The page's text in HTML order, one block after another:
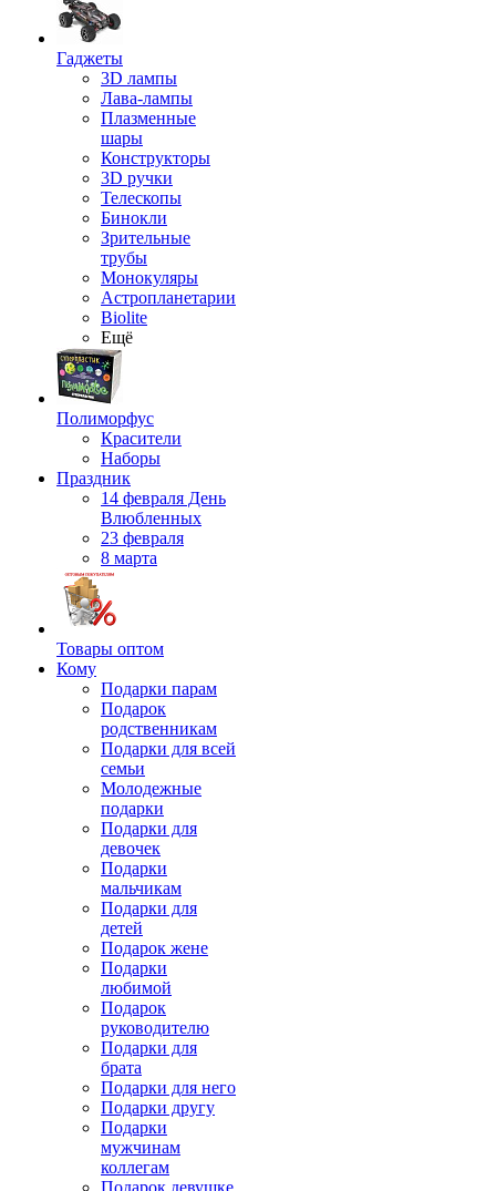
Гаджеты
3D лампы
Лава-лампы
Плазменные
шары
Конструкторы
3D ручки
Телескопы
Бинокли
Зрительные
трубы
Монокуляры
Астропланетарии
Biolite
Ещё
Полиморфус
Красители
Наборы
Праздник
14 февраля День
Влюбленных
23 февраля
8 марта
Товары оптом
Кому
Подарки парам
Подарок
родственникам
Подарки для всей
семьи
Молодежные
подарки
Подарки для
девочек
Подарки
мальчикам
Подарки для
детей
Подарок жене
Подарки
любимой
Подарок
руководителю
Подарки для
брата
Подарки для него
Подарки другу
Подарки
мужчинам
коллегам
Подарок девушке